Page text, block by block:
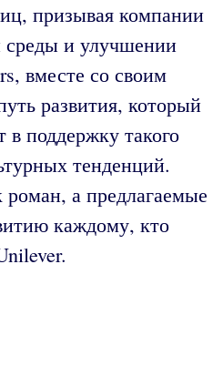
призывая компании
среды и улучшении
вместе со своим
развития, который
поддержку такого
тенденций.
роман, а предлагаемые
каждому, кто